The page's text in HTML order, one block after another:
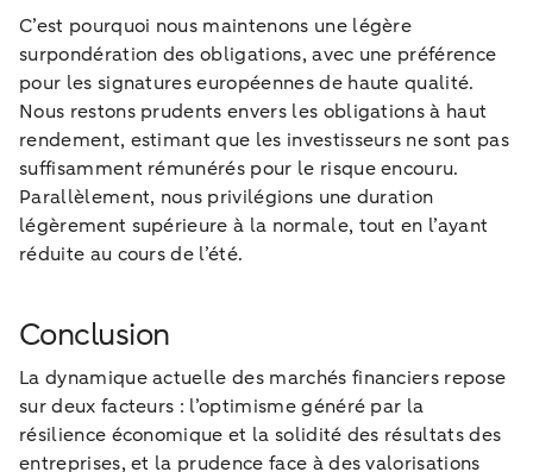
C’est pourquoi nous maintenons une légère
surpondération des obligations, avec une préférence
pour les signatures européennes de haute qualité.
Nous restons prudents envers les obligations à haut
rendement, estimant que les investisseurs ne sont pas
suffisamment rémunérés pour le risque encouru.
Parallèlement, nous privilégions une duration
légèrement supérieure à la normale, tout en l’ayant
réduite au cours de l’été.
Conclusion
La dynamique actuelle des marchés financiers repose
sur deux facteurs : l’optimisme généré par la
résilience économique et la solidité des résultats des
entreprises, et la prudence face à des valorisations